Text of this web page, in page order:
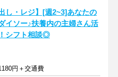
出し・レジ】[週2~3]あなたの
イソー♪扶養内の主婦さん活
シフト相談◎
円＋交通費